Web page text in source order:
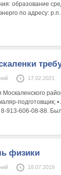
образование
по адресу:
17.02.2021
подготовщик; •
913-606-08-88.
физики
18.07.2019